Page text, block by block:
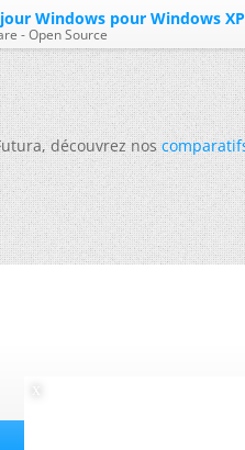
Windows pour Windows XP
- Open Source
découvrez nos